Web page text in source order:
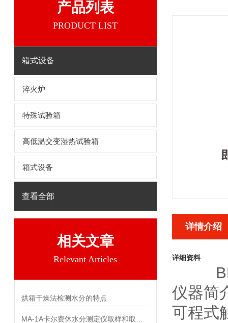
产品列表
PRODUCT LIST
箱式设备
淬火炉
特殊试验箱
高低温交变湿热试验箱
箱式设备
查看全部
相关文章
Relevant Articles
烘箱干燥法检测水分的特点
详情介绍
详细资料
仪器简
可程式